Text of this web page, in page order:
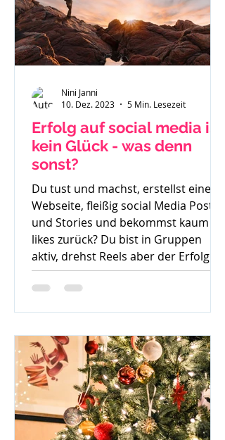
Erfolg auf social media ist
kein Glück - was denn
sonst?
Du tust und machst, erstellst eine
Webseite, fleißig social Media Posts
und Stories und bekommst kaum
likes zurück? Du bist in Gruppen
aktiv, drehst Reels aber der Erfolg
bleibt aus. So langsam weißt du
nicht mehr weiter. Was denn noch
besonders überzeugt von einem
geschriebenen Beitrag bist - läuft
dieser gar nicht. Du weißt in dir drin
- ich kann richtig was, ich habe eine
Botschaft aber scheinbar hört sie
Niemand oder
Nini Janni
10. Dez. 2023
5 Min. Lesezeit